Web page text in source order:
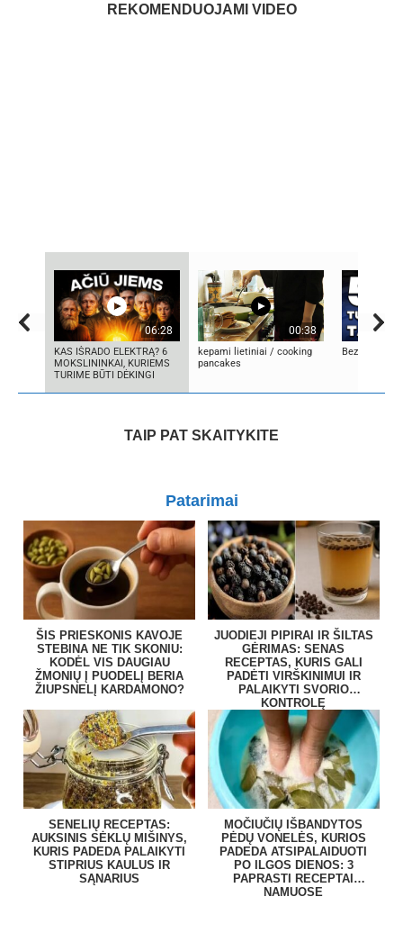
REKOMENDUOJAMI VIDEO
06:28
KAS IŠRADO ELEKTRĄ? 6
MOKSLININKAI, KURIEMS
TURIME BŪTI DĖKINGI
00:38
kepami lietiniai / cooking
pancakes
Bezos
TAIP PAT SKAITYKITE
Patarimai
ŠIS PRIESKONIS KAVOJE
STEBINA NE TIK SKONIU:
KODĖL VIS DAUGIAU
ŽMONIŲ Į PUODELĮ BERIA
ŽIUPSNELĮ KARDAMONO?
JUODIEJI PIPIRAI IR ŠILTAS
GĖRIMAS: SENAS
RECEPTAS, KURIS GALI
PADĖTI VIRŠKINIMUI IR
PALAIKYTI SVORIO
KONTROLĘ
SENELIŲ RECEPTAS:
AUKSINIS SĖKLŲ MIŠINYS,
KURIS PADEDA PALAIKYTI
STIPRIUS KAULUS IR
SĄNARIUS
MOČIUČIŲ IŠBANDYTOS
PĖDŲ VONELĖS, KURIOS
PADEDA ATSIPALAIDUOTI
PO ILGOS DIENOS: 3
PAPRASTI RECEPTAI
NAMUOSE